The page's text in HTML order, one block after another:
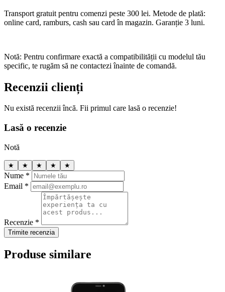
Transport gratuit pentru comenzi peste 300 lei. Metode de plată:
online card, ramburs, cash sau card în magazin. Garanție 3 luni.
Notă: Pentru confirmare exactă a compatibilității cu modelul tău
specific, te rugăm să ne contactezi înainte de comandă.
Recenzii clienți
Nu există recenzii încă. Fii primul care lasă o recenzie!
Lasă o recenzie
Notă
★ ★ ★ ★ ★
Nume *
Email *
Recenzie *
Trimite recenzia
Produse similare